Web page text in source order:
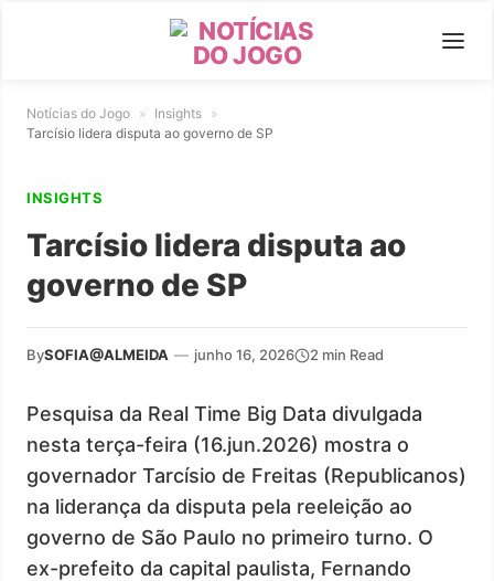
Notícias do Jogo » Insights »
Tarcísio lidera disputa ao governo de SP
INSIGHTS
Tarcísio lidera disputa ao
governo de SP
BySOFIA@ALMEIDA — junho 16, 2026 2 min Read
Pesquisa da Real Time Big Data divulgada
nesta terça-feira (16.jun.2026) mostra o
governador Tarcísio de Freitas (Republicanos)
na liderança da disputa pela reeleição ao
governo de São Paulo no primeiro turno. O
ex-prefeito da capital paulista, Fernando